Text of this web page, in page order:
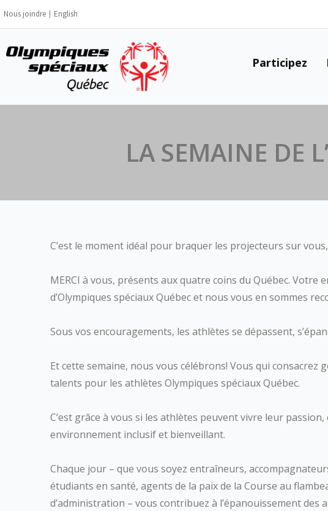
Aller
au
Nous joindre English
Participez
LA SEMAINE DE
C’est le moment idéal pour braquer les projecteurs sur
MERCI à vous, présents aux quatre coins du Québec.
d’Olympiques spéciaux Québec et nous vous en sommes
Sous vos encouragements, les athlètes se dépassent,
Et cette semaine, nous vous célébrons! Vous qui
talents pour les athlètes Olympiques spéciaux Québec.
C’est grâce à vous si les athlètes peuvent vivre leur
environnement inclusif et bienveillant.
Chaque jour – que vous soyez entraîneurs,
étudiants en santé, agents de la paix de la Course au
d’administration – vous contribuez à l’épanouissement des